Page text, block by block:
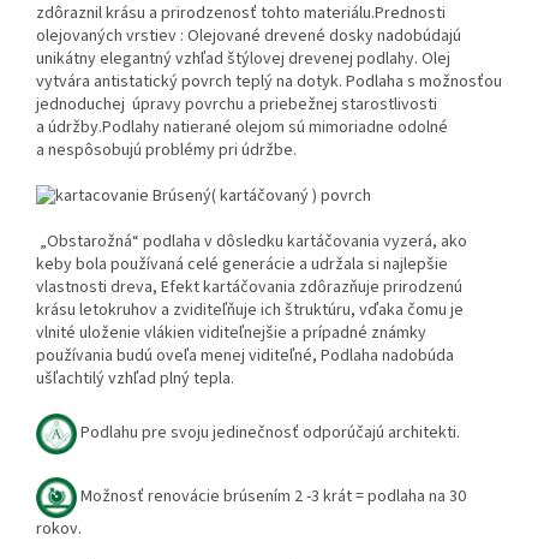
zdôraznil krásu a prirodzenosť tohto materiálu.Prednosti
olejovaných vrstiev : Olejované drevené dosky nadobúdajú
unikátny elegantný vzhľad štýlovej drevenej podlahy. Olej
vytvára antistatický povrch teplý na dotyk. Podlaha s možnosťou
jednoduchej úpravy povrchu a priebežnej starostlivosti
a údržby.Podlahy natierané olejom sú mimoriadne odolné
a nespôsobujú problémy pri údržbe.
Brúsený( kartáčovaný ) povrch
„Obstarožná“ podlaha v dôsledku kartáčovania vyzerá, ako
keby bola používaná celé generácie a udržala si najlepšie
vlastnosti dreva, Efekt kartáčovania zdôrazňuje prirodzenú
krásu letokruhov a zviditeľňuje ich štruktúru, vďaka čomu je
vlnité uloženie vlákien viditeľnejšie a prípadné známky
používania budú oveľa menej viditeľné, Podlaha nadobúda
ušľachtilý vzhľad plný tepla.
Podlahu pre svoju jedinečnosť odporúčajú architekti.
Možnosť renovácie brúsením 2 -3 krát = podlaha na 30
rokov.